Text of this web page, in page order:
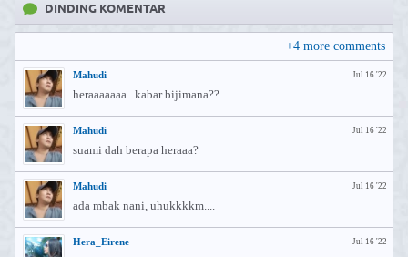
DINDING KOMENTAR
+4 more comments
Jul 16 '22
Mahudi
heraaaaaaa.. kabar bijimana??
Jul 16 '22
Mahudi
suami dah berapa heraaa?
Jul 16 '22
Mahudi
ada mbak nani, uhukkkkm....
Jul 16 '22
Hera_Eirene